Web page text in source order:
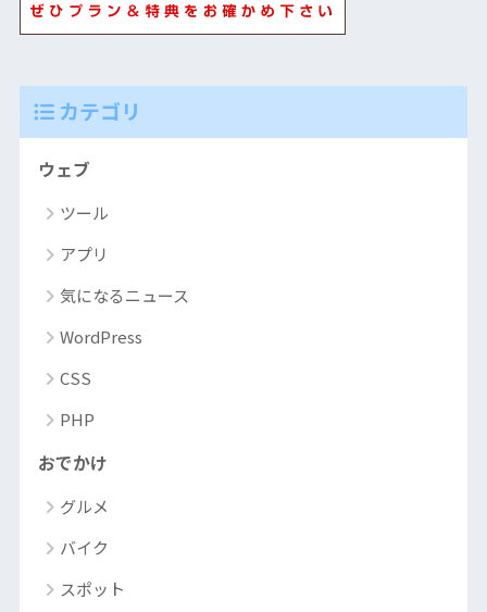
カテゴリ
ウェブ
ツール
アプリ
気になるニュース
WordPress
CSS
PHP
おでかけ
グルメ
バイク
スポット